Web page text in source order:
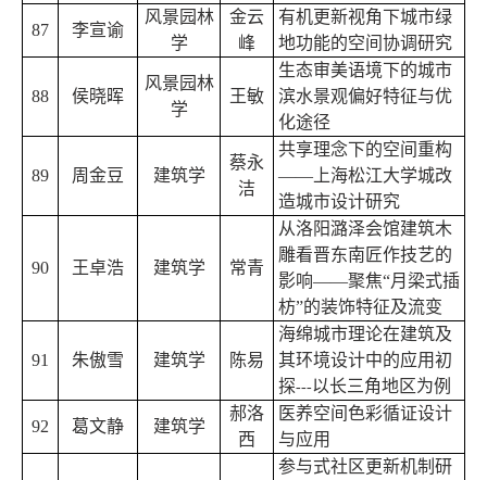
87 李宣谕
风景园林
学
金云
峰
有机更新视角下城市绿
地功能的空间协调研究
88 侯晓晖
风景园林
学
王敏
生态审美语境下的城市
滨水景观偏好特征与优
化途径
89 周金豆 建筑学
蔡永
洁
共享理念下的空间重构
——上海松江大学城改
造城市设计研究
90 王卓浩 建筑学 常青
从洛阳潞泽会馆建筑木
雕看晋东南匠作技艺的
影响——聚焦“月梁式插
枋”的装饰特征及流变
91 朱傲雪 建筑学 陈易
海绵城市理论在建筑及
其环境设计中的应用初
探---以长三角地区为例
92 葛文静 建筑学
郝洛
西
医养空间色彩循证设计
与应用
参与式社区更新机制研